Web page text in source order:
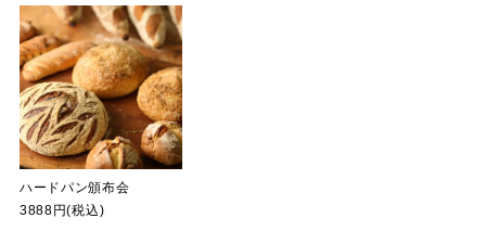
ハードパン頒布会
3888円(税込)